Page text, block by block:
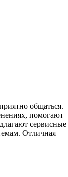
общаться.
помогают
сервисные
Отличная